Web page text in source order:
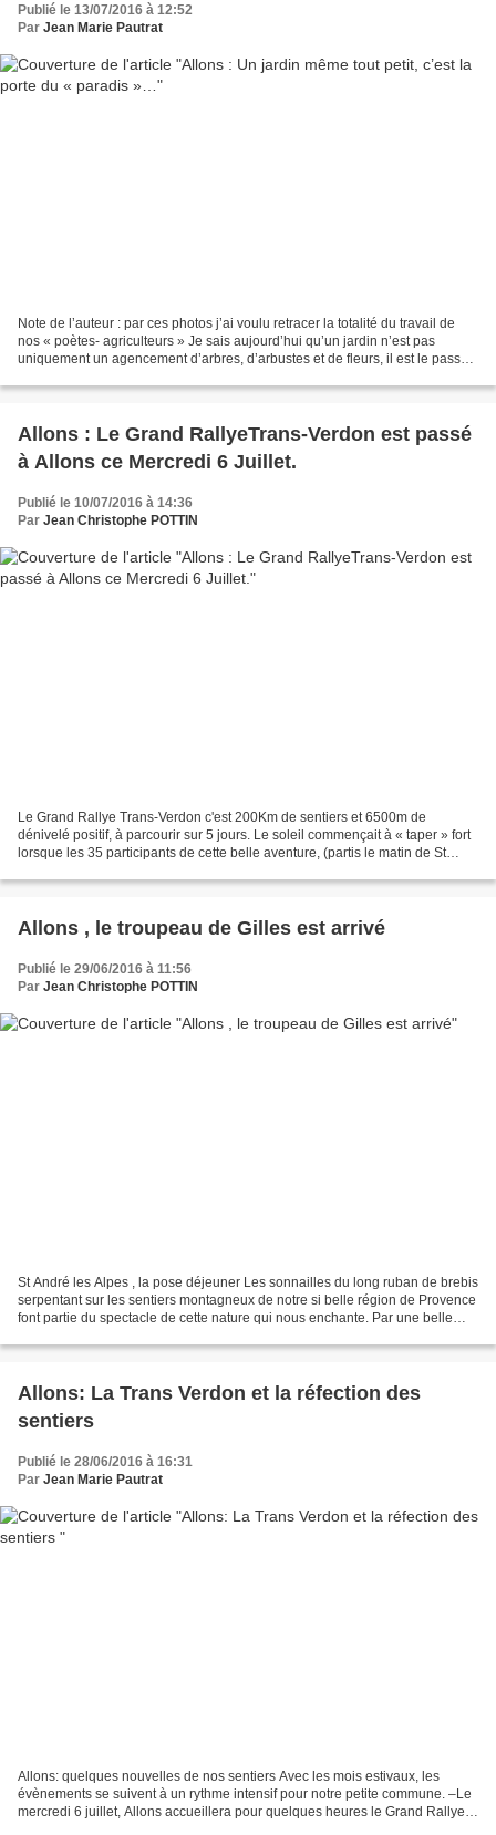
Publié le 13/07/2016 à 12:52
Par Jean Marie Pautrat
Note de l’auteur : par ces photos j’ai voulu retracer la totalité du travail de
nos « poètes- agriculteurs » Je sais aujourd’hui qu’un jardin n’est pas
uniquement un agencement d’arbres, d’arbustes et de fleurs, il est le passé
Allons : Le Grand RallyeTrans-Verdon est passé
à Allons ce Mercredi 6 Juillet.
Publié le 10/07/2016 à 14:36
Par Jean Christophe POTTIN
Le Grand Rallye Trans-Verdon c'est 200Km de sentiers et 6500m de
dénivelé positif, à parcourir sur 5 jours. Le soleil commençait à « taper » fort
lorsque les 35 participants de cette belle aventure, (partis le matin de St
Allons , le troupeau de Gilles est arrivé
Publié le 29/06/2016 à 11:56
Par Jean Christophe POTTIN
St André les Alpes , la pose déjeuner Les sonnailles du long ruban de brebis
serpentant sur les sentiers montagneux de notre si belle région de Provence
font partie du spectacle de cette nature qui nous enchante. Par une belle
Allons: La Trans Verdon et la réfection des
sentiers
Publié le 28/06/2016 à 16:31
Par Jean Marie Pautrat
Allons: quelques nouvelles de nos sentiers Avec les mois estivaux, les
évènements se suivent à un rythme intensif pour notre petite commune. –Le
mercredi 6 juillet, Allons accueillera pour quelques heures le Grand Rallye